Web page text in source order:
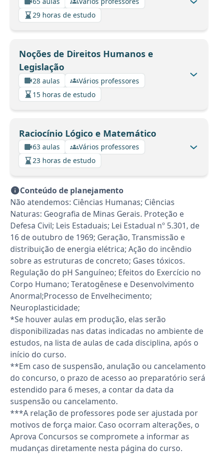
29 horas de estudo
Noções de Direitos Humanos e
Legislação
28 aulas
Vários professores
15 horas de estudo
Raciocínio Lógico e Matemático
63 aulas
Vários professores
23 horas de estudo
Conteúdo de planejamento
Não atendemos: Ciências Humanas; Ciências
Naturas: Geografia de Minas Gerais. Proteção e
Defesa Civil; Leis Estaduais; Lei Estadual nº 5.301, de
16 de outubro de 1969; Geração, Transmissão e
distribuição de energia elétrica; Ação do incêndio
sobre as estruturas de concreto; Gases tóxicos.
Regulação do pH Sanguíneo; Efeitos do Exercício no
Corpo Humano; Teratogênese e Desenvolvimento
Anormal;Processo de Envelhecimento;
Neuroplasticidade;
*Se houver aulas em produção, elas serão
disponibilizadas nas datas indicadas no ambiente de
estudos, na lista de aulas de cada disciplina, após o
início do curso.
**Em caso de suspensão, anulação ou cancelamento
do concurso, o prazo de acesso ao preparatório será
estendido para 6 meses, a contar da data da
suspensão ou cancelamento.
***A relação de professores pode ser ajustada por
motivos de força maior. Caso ocorram alterações, o
Aprova Concursos se compromete a informar as
mudanças diretamente nesta página do curso.